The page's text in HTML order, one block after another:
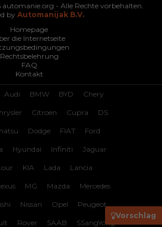
Vorschlag
- Alle Rechte vorbehalten.
byAutomanijak B.V.
Homepage
die Internetseite
Rechtsbelehrung
FAQ
Kontakt
Audi BMW BYD Chery
Citroen Cupra DS
Dodge FIAT Ford
Hyundai Infiniti Jaguar
KIA Lada Lancia
MG Mazda Mercedes
Nissan Opel Peugeot
Rover SAAB SSangYong